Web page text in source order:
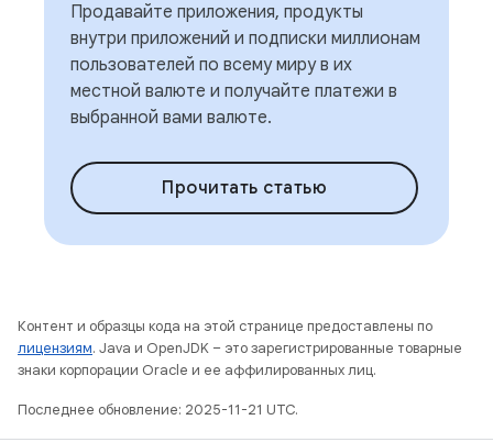
Продавайте приложения, продукты
внутри приложений и подписки миллионам
пользователей по всему миру в их
местной валюте и получайте платежи в
выбранной вами валюте.
Прочитать статью
Контент и образцы кода на этой странице предоставлены по
лицензиям. Java и OpenJDK – это зарегистрированные товарные
знаки корпорации Oracle и ее аффилированных лиц.
Последнее обновление: 2025-11-21 UTC.